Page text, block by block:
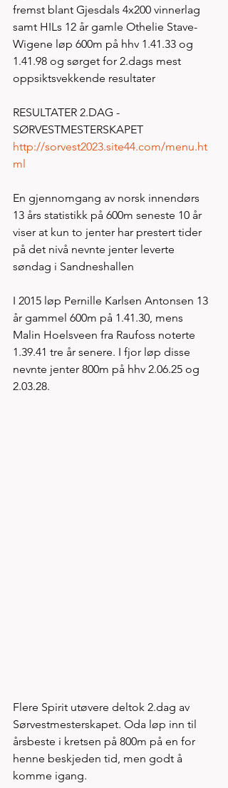
fremst blant Gjesdals 4x200 vinnerlag
samt HILs 12 år gamle Othelie Stave-
Wigene løp 600m på hhv 1.41.33 og
1.41.98 og sørget for 2.dags mest
oppsiktsvekkende resultater
RESULTATER 2.DAG -
SØRVESTMESTERSKAPET
http://sorvest2023.site44.com/menu.ht
ml
En gjennomgang av norsk innendørs
13 års statistikk på 600m seneste 10 år
viser at kun to jenter har prestert tider
på det nivå nevnte jenter leverte
søndag i Sandneshallen
I 2015 løp Pernille Karlsen Antonsen 13
år gammel 600m på 1.41.30, mens
Malin Hoelsveen fra Raufoss noterte
1.39.41 tre år senere. I fjor løp disse
nevnte jenter 800m på hhv 2.06.25 og
2.03.28.
Flere Spirit utøvere deltok 2.dag av
Sørvestmesterskapet. Oda løp inn til
årsbeste i kretsen på 800m på en for
henne beskjeden tid, men godt å
komme igang.